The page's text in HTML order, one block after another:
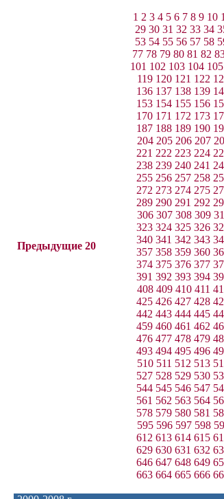
Предыдущие 20
1 2 3 4 5 6 7 8 9 10
29 30 31 32 33 34
53 54 55 56 57 58
77 78 79 80 81 82
101 102 103 104 105
119 120 121 122
136 137 138 139
153 154 155 156
170 171 172 173
187 188 189 190
204 205 206 207
221 222 223 224
238 239 240 241
255 256 257 258
272 273 274 275
289 290 291 292
306 307 308 309
323 324 325 326
340 341 342 343
357 358 359 360
374 375 376 377
391 392 393 394
408 409 410 411
425 426 427 428
442 443 444 445
459 460 461 462
476 477 478 479
493 494 495 496
510 511 512 513
527 528 529 530
544 545 546 547
561 562 563 564
578 579 580 581
595 596 597 598
612 613 614 615
629 630 631 632
646 647 648 649
663 664 665 666